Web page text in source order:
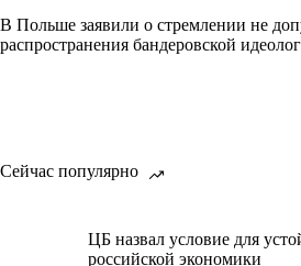
В Польше заявили о стремлении не
распространения бандеровской
Сейчас популярно
ЦБ назвал условие для
российской экономики